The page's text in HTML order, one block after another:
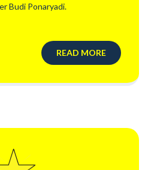
Budi Ponaryadi.
READ MORE